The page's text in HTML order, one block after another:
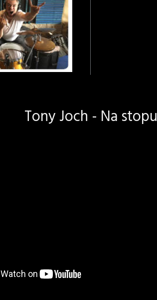
Tony Joch - Na stopu